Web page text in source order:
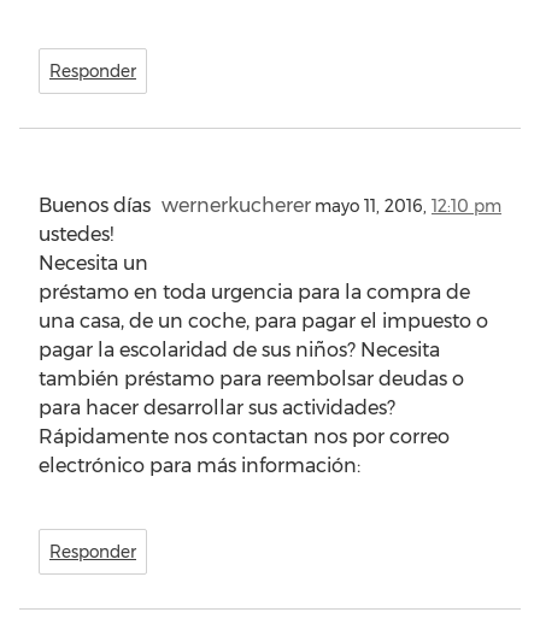
Responder
wernerkucherer mayo 11, 2016, 12:10 pm
Buenos días
ustedes!
Necesita un
préstamo en toda urgencia para la compra de
una casa, de un coche, para pagar el impuesto o
pagar la escolaridad de sus niños? Necesita
también préstamo para reembolsar deudas o
para hacer desarrollar sus actividades?
Rápidamente nos contactan nos por correo
electrónico para más información:
Responder